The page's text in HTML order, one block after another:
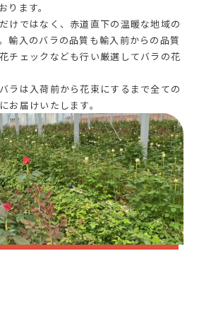
ります。
けではなく、赤道直下の温暖な地域の
輸入のバラの品質も輸入前からの品質
チェックなども行い厳選してバラの花
ラは入荷前から花束にするまで全ての
お届けいたします。